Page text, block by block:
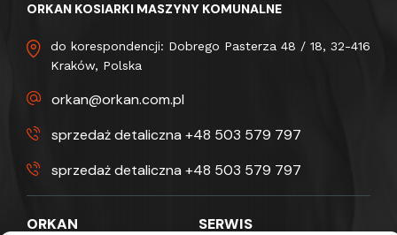
ORKAN KOSIARKI MASZYNY KOMUNALNE
do korespondencji: Dobrego Pasterza 48 / 18, 32-416
Kraków, Polska
orkan@orkan.com.pl
sprzedaż detaliczna +48 503 579 797
sprzedaż detaliczna +48 503 579 797
ORKAN
SERWIS